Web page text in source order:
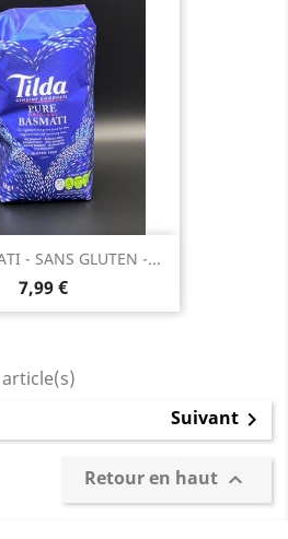
- SANS GLUTEN -...
Prix
7,99 €
Suivant 
Retour en haut 